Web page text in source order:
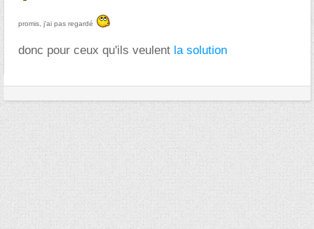
promis, j'ai pas regardé
donc pour ceux qu'ils veulent la solution